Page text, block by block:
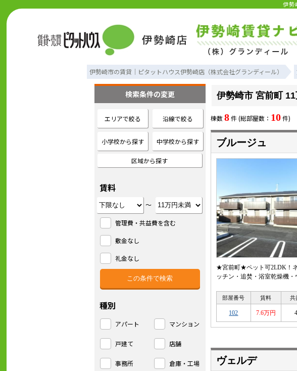
伊勢
伊勢崎市の賃貸｜ピタットハウス伊勢崎店（株式会社グランディール）
伊勢崎市 宮前町
棟数8件 (総部屋数： 10件)
ブルージュ
★宮前町★ペット可2LDK！ネ
ッチン・追焚・浴室乾燥機
部屋番号 賃料 共
102 7.6万円
ヴェルデ
検索条件の変更
エリアで絞る 沿線で絞る
小学校から探す 中学校から探す
区域から探す
賃料
～
管理費・共益費を含む
敷金なし
礼金なし
種別
アパート マンション
戸建て 店舗
事務所 倉庫・工場